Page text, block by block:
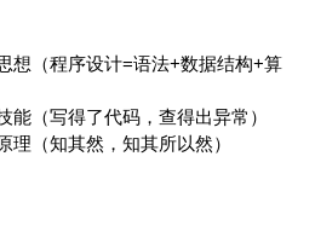
想（程序设计=语法+数据结构+算
能（写得了代码，查得出异常）
理（知其然，知其所以然）